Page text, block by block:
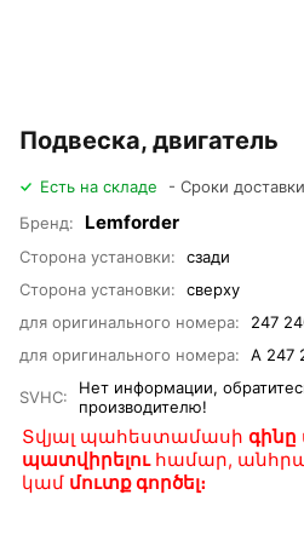
Подвеска, двигатель
Есть на складе
- Сроки
Бренд:
Lemforder
Сторона установки:
сзади
Сторона установки:
сверху
для оригинального номера:
247
для оригинального номера:
A 247
SVHC:
Нет информации,
производителю!
Տվյալ պահեստամասի գինը
պատվիրելուհամար,
կամ մուտք գործել։